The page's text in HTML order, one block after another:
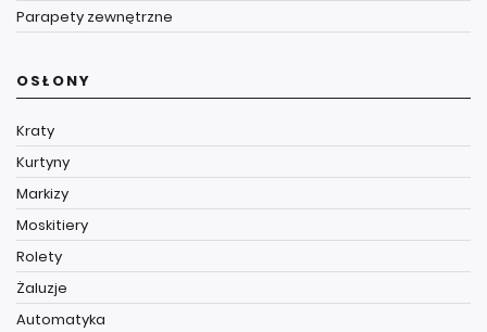
Parapety zewnętrzne
OSŁONY
Kraty
Kurtyny
Markizy
Moskitiery
Rolety
Żaluzje
Automatyka